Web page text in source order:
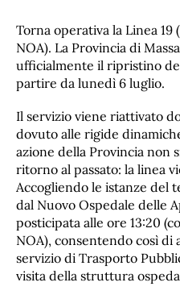
Torna operativa la Linea
NOA). La Provincia di
ufficialmente il ripristino
partire da lunedì 6 luglio.
Il servizio viene riattivato
dovuto alle rigide
azione della Provincia non
ritorno al passato: la linea
Accogliendo le istanze del
dal Nuovo Ospedale delle
posticipata alle ore 13:20
NOA), consentendo così
servizio di Trasporto
visita della struttura